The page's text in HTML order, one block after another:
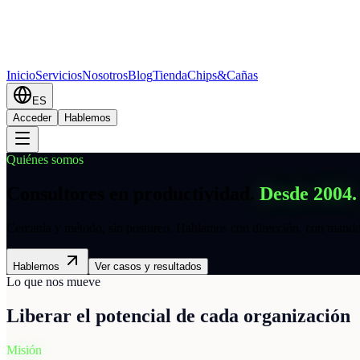
InicioServiciosNosotrosBlogTiendaChips&Cañas
ES
Acceder
Hablemos
Quiénes somos
Desde 2004.
Hablemos Ver casos y resultados
Lo que nos mueve
Liberar el potencial de cada organización
Misión